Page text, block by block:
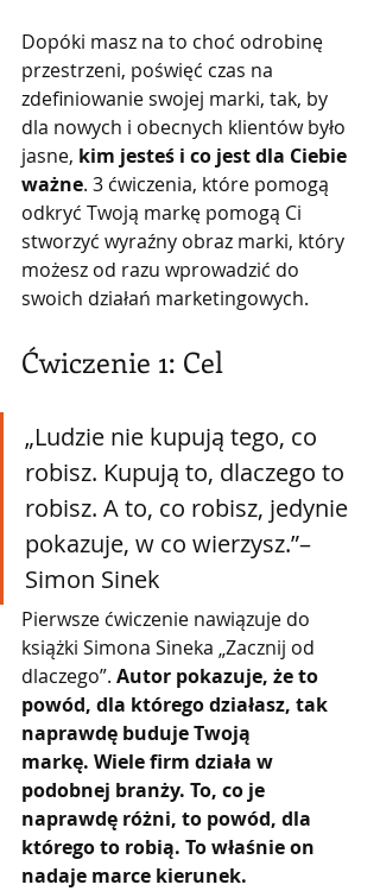
Dopóki masz na to choć odrobinę
przestrzeni, poświęć czas na
zdefiniowanie swojej marki, tak, by
dla nowych i obecnych klientów było
jasne, kim jesteś i co jest dla Ciebie
ważne. 3 ćwiczenia, które pomogą
odkryć Twoją markę pomogą Ci
stworzyć wyraźny obraz marki, który
możesz od razu wprowadzić do
swoich działań marketingowych.
Ćwiczenie 1: Cel
„Ludzie nie kupują tego, co
robisz. Kupują to, dlaczego to
robisz. A to, co robisz, jedynie
pokazuje, w co wierzysz.”–
Simon Sinek
Pierwsze ćwiczenie nawiązuje do
książki Simona Sineka „Zacznij od
dlaczego”. Autor pokazuje, że to
powód, dla którego działasz, tak
naprawdę buduje Twoją
markę. Wiele firm działa w
podobnej branży. To, co je
naprawdę różni, to powód, dla
którego to robią. To właśnie on
nadaje marce kierunek.